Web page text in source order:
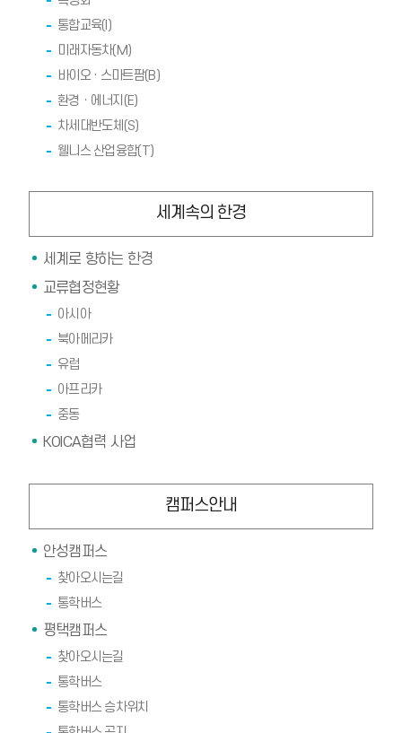
통합교육(I)
미래자동차(M)
바이오 · 스마트팜(B)
환경ㆍ에너지(E)
차세대반도체(S)
웰니스 산업융합(T)
세계속의 한경
세계로 향하는 한경
교류협정현황
아시아
북아메리카
유럽
아프리카
중동
KOICA협력 사업
캠퍼스안내
안성캠퍼스
찾아오시는길
통학버스
평택캠퍼스
찾아오시는길
통학버스
통학버스 승차위치